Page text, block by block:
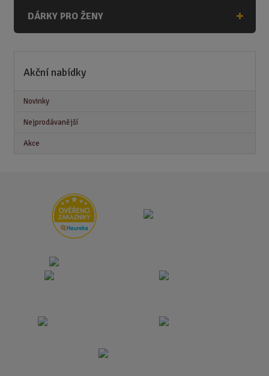
DÁRKY PRO ŽENY
Akční nabídky
Novinky
Nejprodávanější
Akce